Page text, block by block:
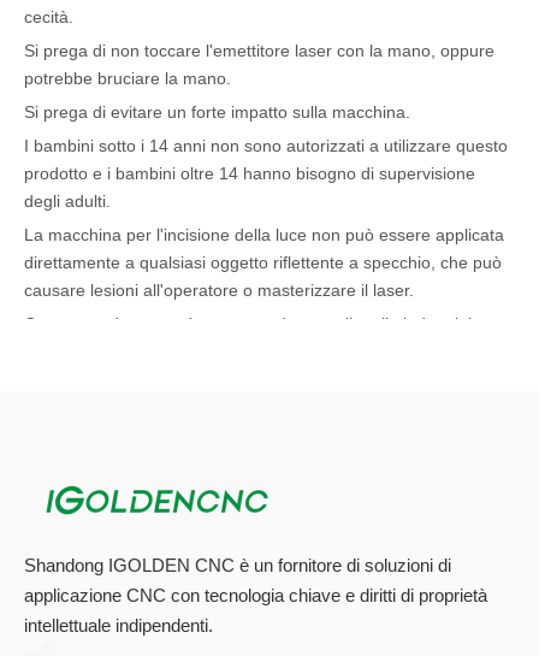
cecità.
Si prega di non toccare l'emettitore laser con la mano, oppure
potrebbe bruciare la mano.
Si prega di evitare un forte impatto sulla macchina.
I bambini sotto i 14 anni non sono autorizzati a utilizzare questo
prodotto e i bambini oltre 14 hanno bisogno di supervisione
degli adulti.
La macchina per l'incisione della luce non può essere applicata
direttamente a qualsiasi oggetto riflettente a specchio, che può
causare lesioni all'operatore o masterizzare il laser.
Questo prodotto non è raccomandato per il taglio industriale
non metallici.
Pubblicità, Arte e Artigianato, Pelle, Giocattoli, Abbigliamento,
Modello, Costruzione Tappezzeria, Ricamo computerizzato e
ritaglio, confezionamento e industria della carta.
Shandong IGOLDEN CNC è un fornitore di soluzioni di
applicazione CNC con tecnologia chiave e diritti di proprietà
intellettuale indipendenti.